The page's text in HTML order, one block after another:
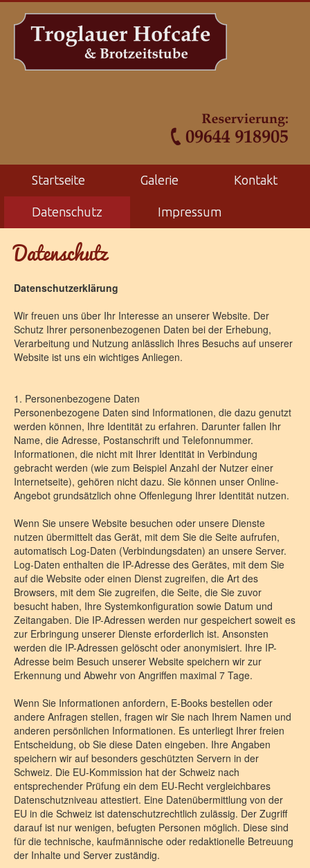
Startseite Galerie Kontakt
Datenschutz Impressum
Datenschutz
Datenschutzerklärung
Wir freuen uns über Ihr Interesse an unserer Website. Der
Schutz Ihrer personenbezogenen Daten bei der Erhebung,
Verarbeitung und Nutzung anlässlich Ihres Besuchs auf unserer
Website ist uns ein wichtiges Anliegen.
1. Personenbezogene Daten
Personenbezogene Daten sind Informationen, die dazu genutzt
werden können, Ihre Identität zu erfahren. Darunter fallen Ihr
Name, die Adresse, Postanschrift und Telefonnummer.
Informationen, die nicht mit Ihrer Identität in Verbindung
gebracht werden (wie zum Beispiel Anzahl der Nutzer einer
Internetseite), gehören nicht dazu. Sie können unser Online-
Angebot grundsätzlich ohne Offenlegung Ihrer Identität nutzen.
Wenn Sie unsere Website besuchen oder unsere Dienste
nutzen übermittelt das Gerät, mit dem Sie die Seite aufrufen,
automatisch Log-Daten (Verbindungsdaten) an unsere Server.
Log-Daten enthalten die IP-Adresse des Gerätes, mit dem Sie
auf die Website oder einen Dienst zugreifen, die Art des
Browsers, mit dem Sie zugreifen, die Seite, die Sie zuvor
besucht haben, Ihre Systemkonfiguration sowie Datum und
Zeitangaben. Die IP-Adressen werden nur gespeichert soweit es
zur Erbringung unserer Dienste erforderlich ist. Ansonsten
werden die IP-Adressen gelöscht oder anonymisiert. Ihre IP-
Adresse beim Besuch unserer Website speichern wir zur
Erkennung und Abwehr von Angriffen maximal 7 Tage.
Wenn Sie Informationen anfordern, E-Books bestellen oder
andere Anfragen stellen, fragen wir Sie nach Ihrem Namen und
anderen persönlichen Informationen. Es unterliegt Ihrer freien
Entscheidung, ob Sie diese Daten eingeben. Ihre Angaben
speichern wir auf besonders geschützten Servern in der
Schweiz. Die EU-Kommission hat der Schweiz nach
entsprechender Prüfung ein dem EU-Recht vergleichbares
Datenschutzniveau attestiert. Eine Datenübermittlung von der
EU in die Schweiz ist datenschutzrechtlich zulässig. Der Zugriff
darauf ist nur wenigen, befugten Personen möglich. Diese sind
für die technische, kaufmännische oder redaktionelle Betreuung
der Inhalte und Server zuständig.